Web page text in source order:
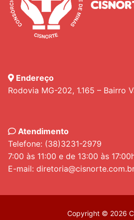
Endereço
Rodovia MG-202, 1.165 – Bairro
Atendimento
Telefone: (38)3231-2979
7:00 às 11:00 e de 13:00 às
E-mail:
Copyright © 2026